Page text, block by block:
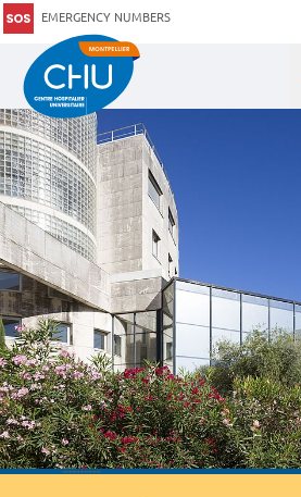
EMERGENCY NUMBERS